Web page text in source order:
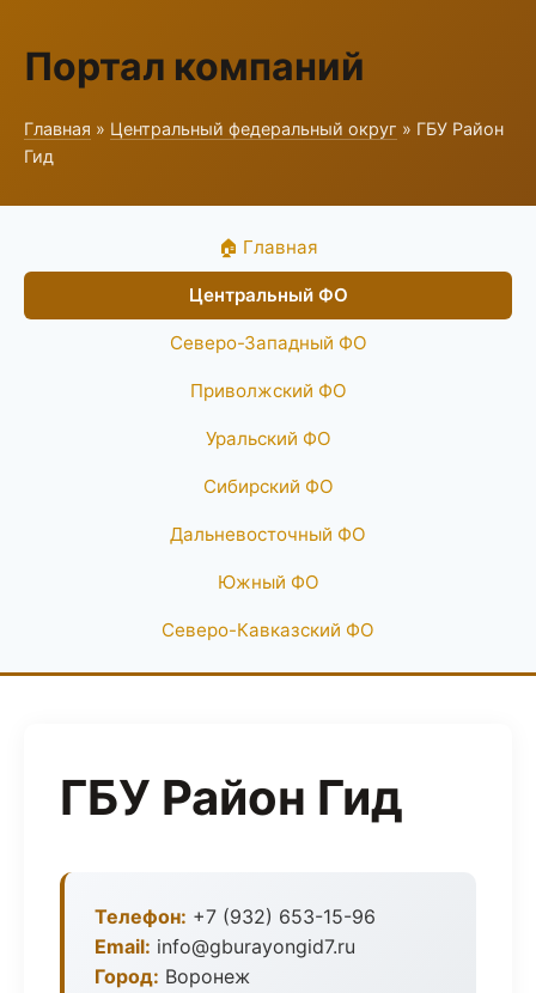
Портал компаний
Главная » Центральный федеральный округ » ГБУ Район
Гид
🏠 Главная
Центральный ФО
Северо-Западный ФО
Приволжский ФО
Уральский ФО
Сибирский ФО
Дальневосточный ФО
Южный ФО
Северо-Кавказский ФО
ГБУ Район Гид
Телефон: +7 (932) 653-15-96
Email: info@gburayongid7.ru
Город: Воронеж